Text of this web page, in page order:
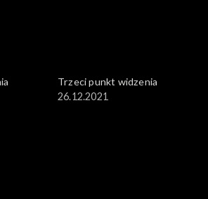
Trzeci punkt widzenia
26.12.2021